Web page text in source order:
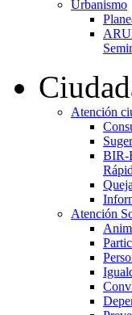
Urbanismo
ARU
Atención
BIR-
Atención